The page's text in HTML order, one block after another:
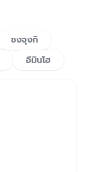
ซงจุงกิ
อีมินโฮ